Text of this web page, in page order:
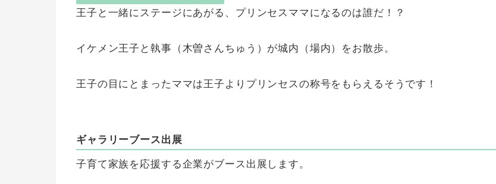
王子と一緒にステージにあがる、プリンセスママになるのは誰だ！？
イケメン王子と執事（木曽さんちゅう）が城内（場内）をお散歩。
王子の目にとまったママは王子よりプリンセスの称号をもらえるそうです！
ギャラリーブース出展
子育て家族を応援する企業がブース出展します。